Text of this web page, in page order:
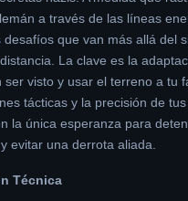
a través de las líneas
desafíos que van más allá del
La clave es la
ser visto y usar el terreno a tu
tácticas y la precisión de tus
la única esperanza para
evitar una derrota aliada.
Técnica